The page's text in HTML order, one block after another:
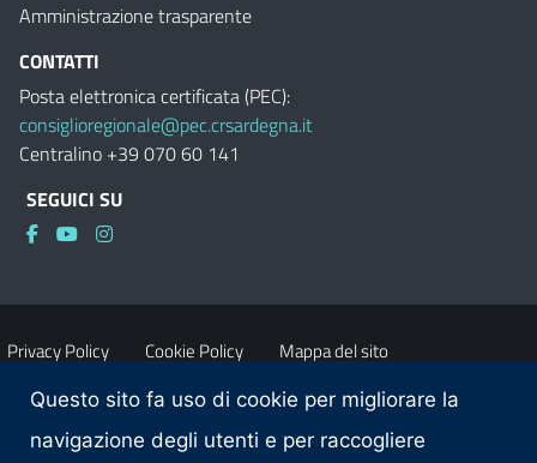
Amministrazione trasparente
CONTATTI
Posta elettronica certificata (PEC):
consiglioregionale@pec.crsardegna.it
Centralino +39 070 60 141
SEGUICI SU
Privacy Policy Cookie Policy Mappa del sito
Accessibilità Dichiarazione di accessibilità
Questo sito fa uso di cookie per migliorare la
navigazione degli utenti e per raccogliere